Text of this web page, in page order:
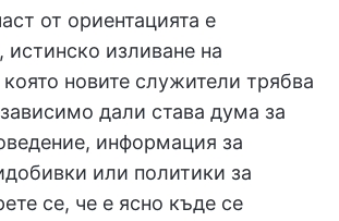
от ориентацията е
истинско изливане на
новите служители трябва
дали става дума за
информация за
или политики за
се, че е ясно къде се